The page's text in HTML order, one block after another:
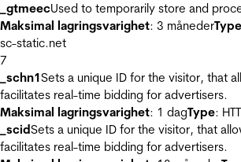
_gtmeecUsed to temporarily store and
Maksimal lagringsvarighet: 3 månederType
sc-static.net
7
_schn1Sets a unique ID for the visitor, that
facilitates real-time bidding for advertisers.
Maksimal lagringsvarighet: 1 dagType:
_scidSets a unique ID for the visitor, that
facilitates real-time bidding for advertisers.